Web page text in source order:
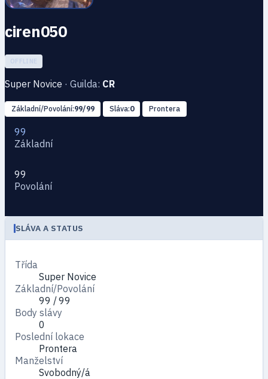
ciren050
OFFLINE
Super Novice · Guilda: CR
Základní/Povolání:99/99 Sláva:0 Prontera
99
Základní
99
Povolání
SLÁVA A STATUS
Třída
Super Novice
Základní/Povolání
99 / 99
Body slávy
0
Poslední lokace
Prontera
Manželství
Svobodný/á